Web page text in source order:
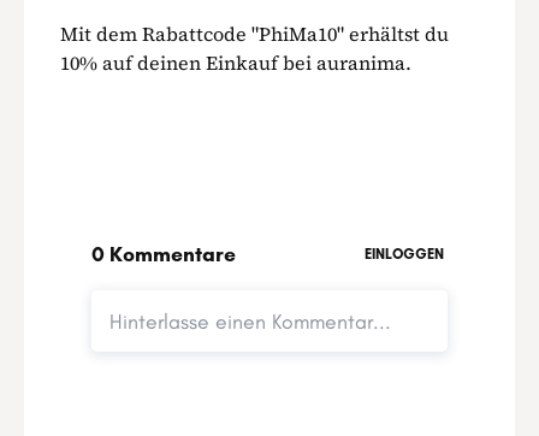
Mit dem Rabattcode "PhiMa10" erhältst du
10% auf deinen Einkauf bei auranima.